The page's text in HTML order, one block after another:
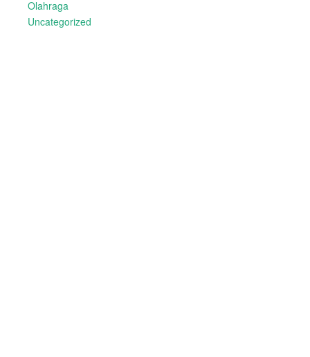
Olahraga
Uncategorized